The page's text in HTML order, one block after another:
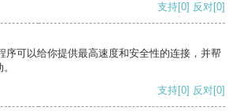
支持[0] 反对[0]
序可以给你提供最高速度和安全性的连接，并帮
支持[0] 反对[0]